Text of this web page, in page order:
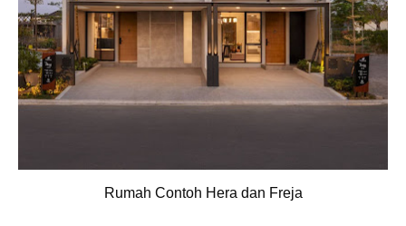
Rumah Contoh Hera dan Freja